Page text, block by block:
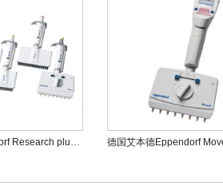
德国艾本德Eppendorf Research plus手动移液器